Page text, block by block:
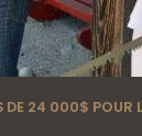
DE 24 000$ POUR